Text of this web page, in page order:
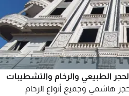
الطبيعي والرخام والتشطيبات
هاشمي وجميع أنواع الرخام